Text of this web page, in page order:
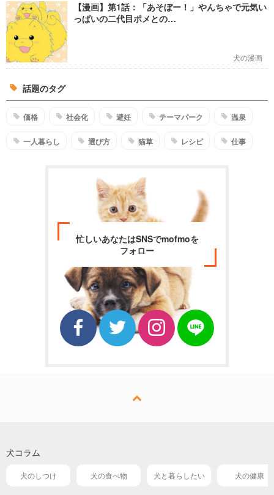
【漫画】第1話：「あそぼー！」やんちゃで元気い
っぱいの二代目ポメとの…
犬の漫画
話題のタグ
価格 社会化 避妊 テーマパーク 温泉
一人暮らし 選び方 猫草 レシピ 仕事
忙しいあなたはSNSでmofmoを
フォロー
犬コラム
犬のしつけ 犬の食べ物 犬と暮らしたい 犬の健康